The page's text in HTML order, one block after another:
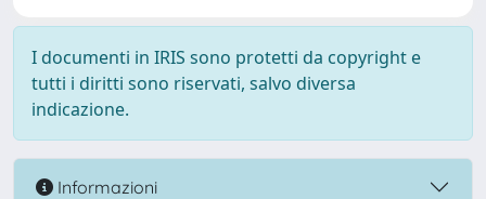
I documenti in IRIS sono protetti da copyright e
tutti i diritti sono riservati, salvo diversa
indicazione.
Informazioni